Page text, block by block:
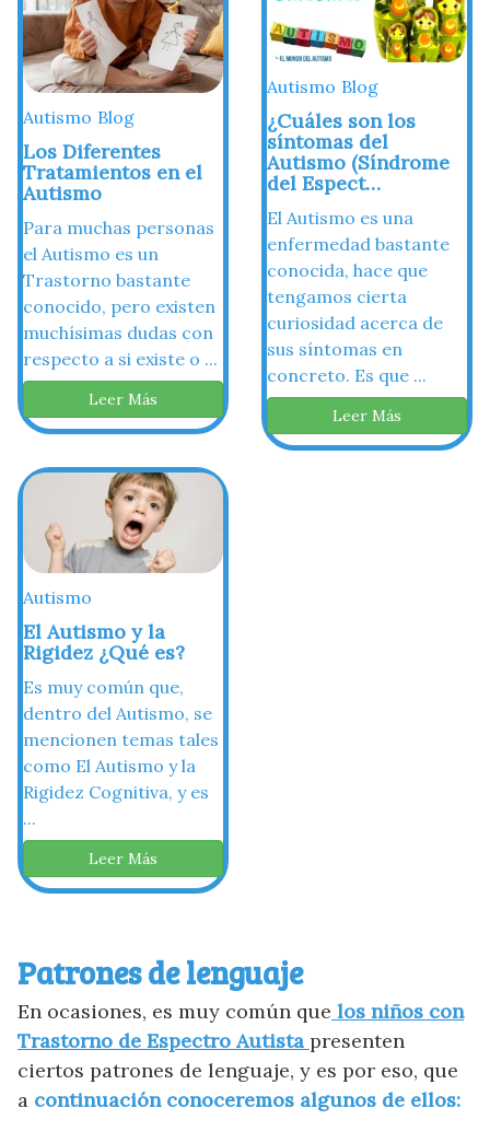
Autismo Blog
Los Diferentes
Tratamientos en el
Autismo
Para muchas personas
el Autismo es un
Trastorno bastante
conocido, pero existen
muchísimas dudas con
respecto a si existe o ...
Leer Más
Autismo Blog
¿Cuáles son los
síntomas del
Autismo (Síndrome
del Espect…
El Autismo es una
enfermedad bastante
conocida, hace que
tengamos cierta
curiosidad acerca de
sus síntomas en
concreto. Es que ...
Leer Más
Autismo
El Autismo y la
Rigidez ¿Qué es?
Es muy común que,
dentro del Autismo, se
mencionen temas tales
como El Autismo y la
Rigidez Cognitiva, y es
...
Leer Más
Patrones de lenguaje
En ocasiones, es muy común que los niños con
Trastorno de Espectro Autista presenten
ciertos patrones de lenguaje, y es por eso, que
a continuación conoceremos algunos de ellos: